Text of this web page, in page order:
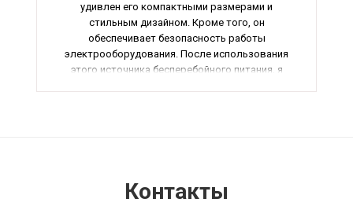
удивлен его компактными размерами и
стильным дизайном. Кроме того, он
обеспечивает безопасность работы
электрооборудования. После использования
этого источника бесперебойного питания, я
Контакты